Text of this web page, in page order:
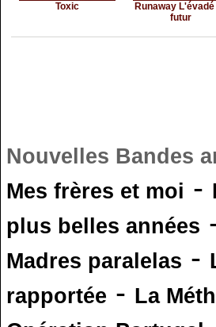
Toxic
Runaway L'évadé
futur
Nouvelles Bandes
Mes frères et moi -
plus belles années
Madres paralelas -
rapportée - La